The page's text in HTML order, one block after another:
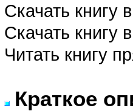
Скачать книгу
Скачать книгу
Читать книгу
Краткое